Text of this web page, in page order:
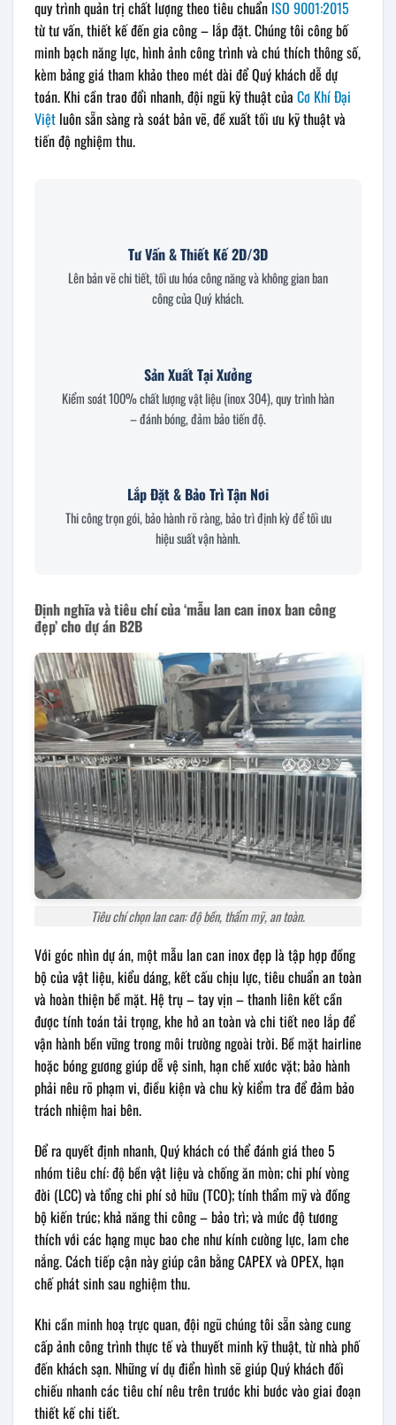
quy trình quản trị chất lượng theo tiêu chuẩn ISO 9001:2015
từ tư vấn, thiết kế đến gia công – lắp đặt. Chúng tôi công bố
minh bạch năng lực, hình ảnh công trình và chú thích thông số,
kèm bảng giá tham khảo theo mét dài để Quý khách dễ dự
toán. Khi cần trao đổi nhanh, đội ngũ kỹ thuật của Cơ Khí Đại
Việt luôn sẵn sàng rà soát bản vẽ, đề xuất tối ưu kỹ thuật và
tiến độ nghiệm thu.
Tư Vấn & Thiết Kế 2D/3D
Lên bản vẽ chi tiết, tối ưu hóa công năng và không gian ban
công của Quý khách.
Sản Xuất Tại Xưởng
Kiểm soát 100% chất lượng vật liệu (inox 304), quy trình hàn
– đánh bóng, đảm bảo tiến độ.
Lắp Đặt & Bảo Trì Tận Nơi
Thi công trọn gói, bảo hành rõ ràng, bảo trì định kỳ để tối ưu
hiệu suất vận hành.
Định nghĩa và tiêu chí của ‘mẫu lan can inox ban công
đẹp’ cho dự án B2B
Tiêu chí chọn lan can: độ bền, thẩm mỹ, an toàn.
Với góc nhìn dự án, một mẫu lan can inox đẹp là tập hợp đồng
bộ của vật liệu, kiểu dáng, kết cấu chịu lực, tiêu chuẩn an toàn
và hoàn thiện bề mặt. Hệ trụ – tay vịn – thanh liên kết cần
được tính toán tải trọng, khe hở an toàn và chi tiết neo lắp để
vận hành bền vững trong môi trường ngoài trời. Bề mặt hairline
hoặc bóng gương giúp dễ vệ sinh, hạn chế xước vặt; bảo hành
phải nêu rõ phạm vi, điều kiện và chu kỳ kiểm tra để đảm bảo
trách nhiệm hai bên.
Để ra quyết định nhanh, Quý khách có thể đánh giá theo 5
nhóm tiêu chí: độ bền vật liệu và chống ăn mòn; chi phí vòng
đời (LCC) và tổng chi phí sở hữu (TCO); tính thẩm mỹ và đồng
bộ kiến trúc; khả năng thi công – bảo trì; và mức độ tương
thích với các hạng mục bao che như kính cường lực, lam che
nắng. Cách tiếp cận này giúp cân bằng CAPEX và OPEX, hạn
chế phát sinh sau nghiệm thu.
Khi cần minh hoạ trực quan, đội ngũ chúng tôi sẵn sàng cung
cấp ảnh công trình thực tế và thuyết minh kỹ thuật, từ nhà phố
đến khách sạn. Những ví dụ điển hình sẽ giúp Quý khách đối
chiếu nhanh các tiêu chí nêu trên trước khi bước vào giai đoạn
thiết kế chi tiết.